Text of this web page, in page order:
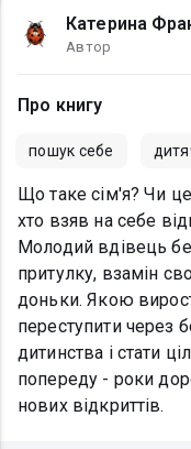
Катерина
Автор
Про книгу
пошук себе
Що таке сім'я? Чи це
хто взяв на себе
Молодий вдівець
притулку, взамін
доньки. Якою
переступити через
дитинства і стати
попереду - роки
нових відкриттів.